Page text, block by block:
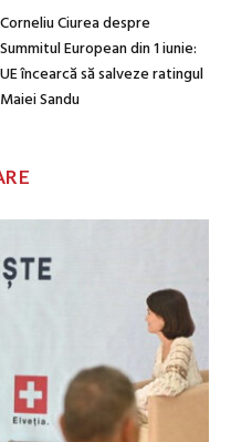
Corneliu Ciurea despre
Summitul European din 1 iunie:
UE încearcă să salveze ratingul
Maiei Sandu